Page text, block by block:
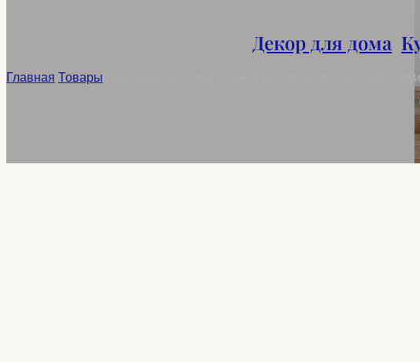
Декор для дома
Главная Товары Пользовательские ручной росписью полосатый